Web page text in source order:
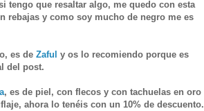
tengo que resaltar algo, me quedo con esta
rebajas y como soy mucho de negro me es
es de Zaful y os lo recomiendo porque es
del post.
, es de piel, con flecos y con tachuelas en oro
ahora lo tenéis con un 10% de descuento.